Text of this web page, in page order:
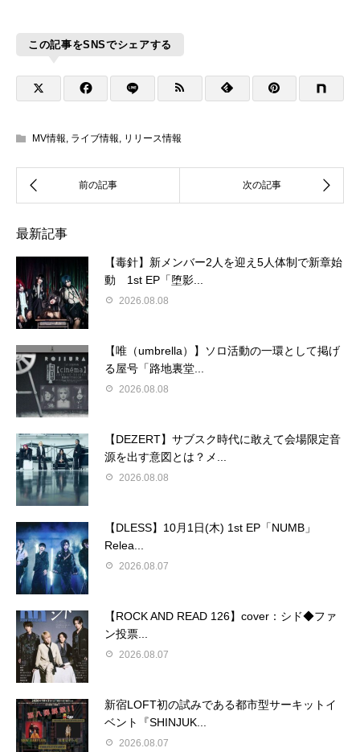
この記事をSNSでシェアする
MV情報 ライブ情報 リリース情報
最新記事
【毒針】新メンバー2人を迎え5人体制で新章始
動 1st EP「堕影...
2026.08.08
【唯（umbrella）】ソロ活動の一環として掲げ
る屋号「路地裏堂...
2026.08.08
【DEZERT】サブスク時代に敢えて会場限定音
源を出す意図とは？メ...
2026.08.08
【DLESS】10月1日(木) 1st EP「NUMB」
Relea...
2026.08.07
【ROCK AND READ 126】cover：シド◆ファ
ン投票...
2026.08.07
新宿LOFT初の試みである都市型サーキットイ
ベント『SHINJUK...
2026.08.07